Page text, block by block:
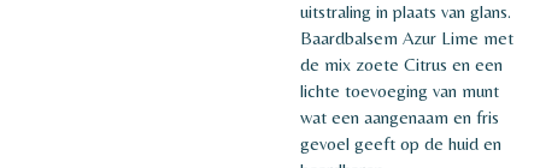
uitstraling in plaats van glans.
Baardbalsem Azur Lime met
de mix zoete Citrus en een
lichte toevoeging van munt
wat een aangenaam en fris
gevoel geeft op de huid en